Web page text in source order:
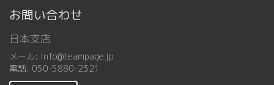
お問い合わせ
日本支店
メール: info@teampage.jp
電話: 050-5880-2321